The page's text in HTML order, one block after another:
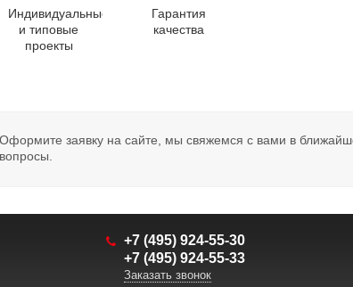
Индивидуальные
и типовые
проекты
Гарантия
качества
Оформите заявку на сайте, мы свяжемся с вами в
вопросы.
+7 (495) 924-55-30
+7 (495) 924-55-33
Заказать звонок